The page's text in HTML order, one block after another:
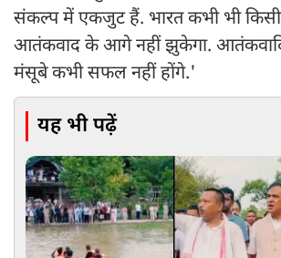
संकल्प में एकजुट हैं. भारत कभी भी
आतंकवाद के आगे नहीं झुकेगा.
मंसूबे कभी सफल नहीं होंगे.'
यह भी पढ़ें